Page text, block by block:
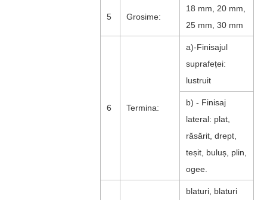
5 Grosime:
18 mm, 20 mm,
25 mm, 30 mm
6 Termina:
a)-Finisajul
suprafeței:
lustruit
b) - Finisaj
lateral: plat,
răsărit, drept,
teșit, buluș, plin,
ogee.
blaturi, blaturi